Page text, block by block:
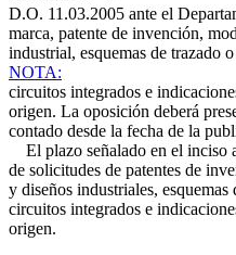
D.O. 11.03.2005 ante el
marca, patente de invención,
industrial, esquemas de trazado
NOTA:
circuitos integrados e
origen. La oposición deberá
contado desde la fecha de la
El plazo señalado en el inciso
de solicitudes de patentes de
y diseños industriales,
circuitos integrados e
origen.